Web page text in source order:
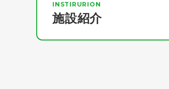
INSTIRURION
施設紹介